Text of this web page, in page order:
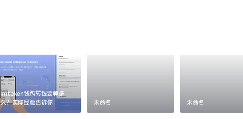
imtoken钱包转钱要等多
久？实际经验告诉你
未命名 未命名